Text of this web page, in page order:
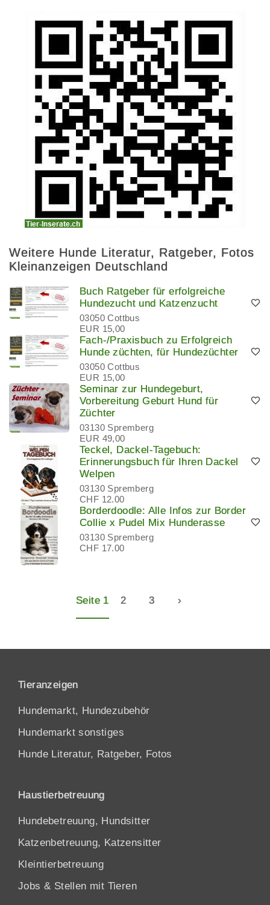
Weitere Hunde Literatur, Ratgeber, Fotos
Kleinanzeigen Deutschland
Buch Ratgeber für erfolgreiche
Hundezucht und Katzenzucht
03050 Cottbus
EUR 15,00
Fach-/Praxisbuch zu Erfolgreich
Hunde züchten, für Hundezüchter
03050 Cottbus
EUR 15,00
Seminar zur Hundegeburt,
Vorbereitung Geburt Hund für
Züchter
03130 Spremberg
EUR 49,00
Teckel, Dackel-Tagebuch:
Erinnerungsbuch für Ihren Dackel
Welpen
03130 Spremberg
CHF 12.00
Borderdoodle: Alle Infos zur Border
Collie x Pudel Mix Hunderasse
03130 Spremberg
CHF 17.00
Seite 1 2 3 ›
Tieranzeigen
Hundemarkt, Hundezubehör
Hundemarkt sonstiges
Hunde Literatur, Ratgeber, Fotos
Haustierbetreuung
Hundebetreuung, Hundsitter
Katzenbetreuung, Katzensitter
Kleintierbetreuung
Jobs & Stellen mit Tieren